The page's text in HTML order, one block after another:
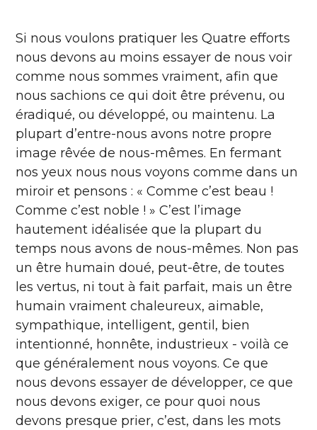
Si nous voulons pratiquer les Quatre efforts
nous devons au moins essayer de nous voir
comme nous sommes vraiment, afin que
nous sachions ce qui doit être prévenu, ou
éradiqué, ou développé, ou maintenu. La
plupart d’entre-nous avons notre propre
image rêvée de nous-mêmes. En fermant
nos yeux nous nous voyons comme dans un
miroir et pensons : « Comme c’est beau !
Comme c’est noble ! » C’est l’image
hautement idéalisée que la plupart du
temps nous avons de nous-mêmes. Non pas
un être humain doué, peut-être, de toutes
les vertus, ni tout à fait parfait, mais un être
humain vraiment chaleureux, aimable,
sympathique, intelligent, gentil, bien
intentionné, honnête, industrieux - voilà ce
que généralement nous voyons. Ce que
nous devons essayer de développer, ce que
nous devons exiger, ce pour quoi nous
devons presque prier, c’est, dans les mots